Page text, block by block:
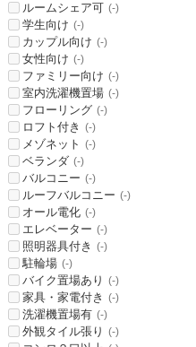
ルームシェア可 (-)
学生向け (-)
カップル向け (-)
女性向け (-)
ファミリー向け (-)
室内洗濯機置場 (-)
フローリング (-)
ロフト付き (-)
メゾネット (-)
ベランダ (-)
バルコニー (-)
ルーフバルコニー (-)
オール電化 (-)
エレベーター (-)
照明器具付き (-)
駐輪場 (-)
バイク置場あり (-)
家具・家電付き (-)
洗濯機置場有 (-)
外観タイル張り (-)